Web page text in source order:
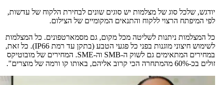
יודגש, שלכל סוג של מצלמות יש סוגים שונים לבחירת הלקוח של עדשות,
לפי המיפתח הרצוי ללקוח והתנאים המקומיים של הצילום.
כל המצלמות ניתנות לשליטה מכל מקום, גם מסמארטפונים. כל המצלמות
לשימוש חיצוני מוגנות בפני כל פגעי הטבע (בתקן עד רמת IP66). כל זאת,
במחירים המתאימים גם לשוק ה-SMB וה-SME. המחירים של מובוטיקס
זולים בכ-60% מהמתחרה הכי קרוב אליהם, באותו קו ורמה של מוצרים".